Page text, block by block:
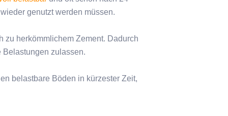
genutzt werden müssen.
zu herkömmlichem Zement. Dadurch
zulassen.
belastbare Böden in kürzester Zeit,